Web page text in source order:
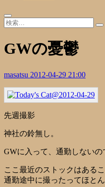
GWの憂鬱
masatsu 2012-04-29 21:00
先週撮影
神社の鈴無し。
GWに入って、通勤しないの
ここ最近のストックはある
通勤途中に撮ったってほと